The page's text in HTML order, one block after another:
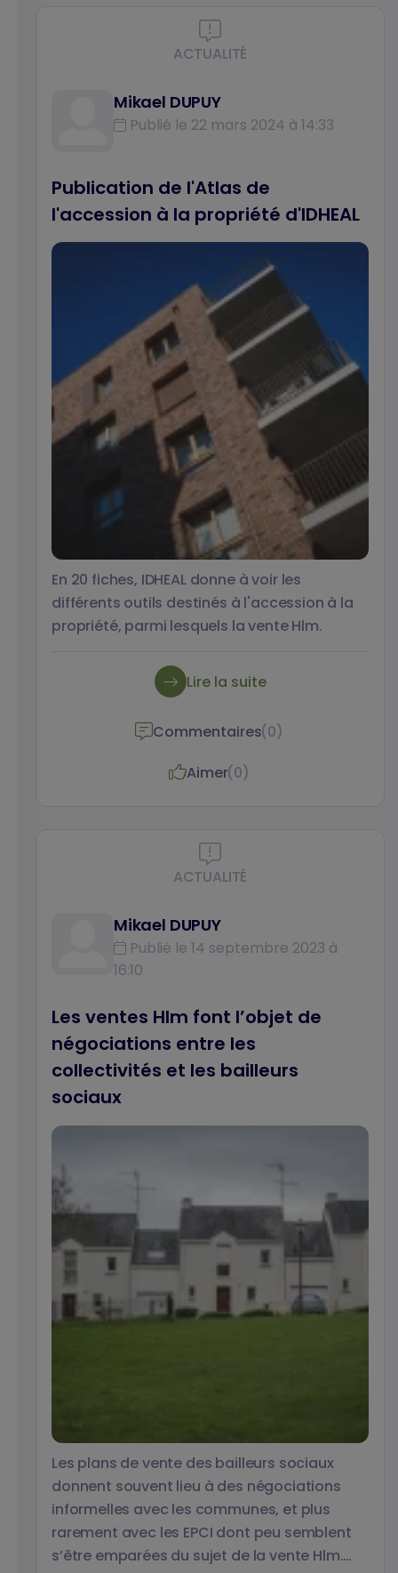
ACTUALITÉ
Mikael DUPUY
Publié le 22 mars 2024 à 14:33
Publication de l'Atlas de
l'accession à la propriété d'IDHEAL
En 20 fiches, IDHEAL donne à voir les
différents outils destinés à l'accession à la
propriété, parmi lesquels la vente Hlm.
Lire la suite
Commentaires(0)
Aimer(0)
ACTUALITÉ
Mikael DUPUY
Publié le 14 septembre 2023 à
16:10
Les ventes Hlm font l’objet de
négociations entre les
collectivités et les bailleurs
sociaux
Les plans de vente des bailleurs sociaux
donnent souvent lieu à des négociations
informelles avec les communes, et plus
rarement avec les EPCI dont peu semblent
s’être emparées du sujet de la vente Hlm.